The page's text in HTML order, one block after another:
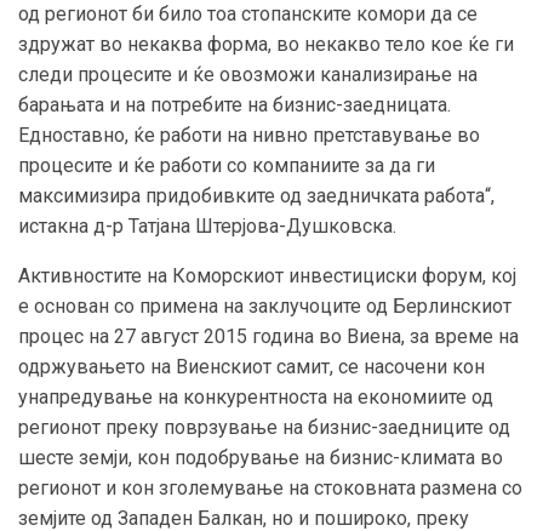
од регионот би било тоа стопанските комори да се
здружат во некаква форма, во некакво тело кое ќе ги
следи процесите и ќе овозможи канализирање на
барањата и на потребите на бизнис-заедницата.
Едноставно, ќе работи на нивно претставување во
процесите и ќе работи со компаниите за да ги
максимизира придобивките од заедничката работа“,
истакна д-р Татјана Штерјова-Душковска.
Активностите на Коморскиот инвестициски форум, кој
е основан со примена на заклучоците од Берлинскиот
процес на 27 август 2015 година во Виена, за време на
одржувањето на Виенскиот самит, се насочени кон
унапредување на конкурентноста на економиите од
регионот преку поврзување на бизнис-заедниците од
шесте земји, кон подобрување на бизнис-климата во
регионот и кон зголемување на стоковната размена со
земјите од Западен Балкан, но и пошироко, преку